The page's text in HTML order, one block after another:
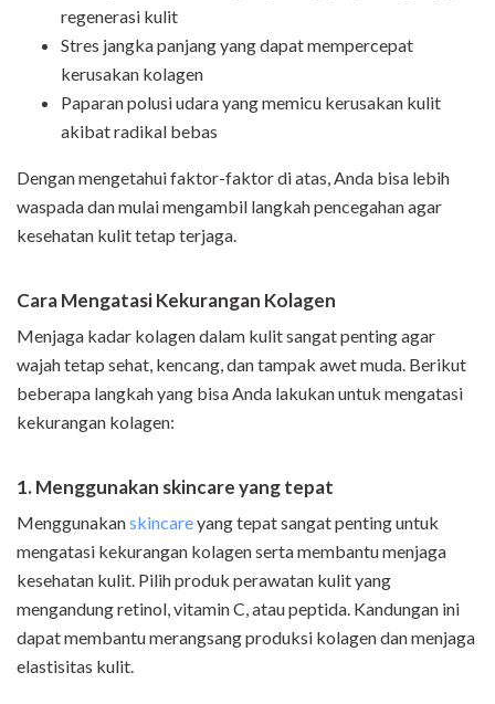
regenerasi kulit
Stres jangka panjang yang dapat mempercepat
kerusakan kolagen
Paparan polusi udara yang memicu kerusakan kulit
akibat radikal bebas
Dengan mengetahui faktor-faktor di atas, Anda bisa lebih
waspada dan mulai mengambil langkah pencegahan agar
kesehatan kulit tetap terjaga.
Cara Mengatasi Kekurangan Kolagen
Menjaga kadar kolagen dalam kulit sangat penting agar
wajah tetap sehat, kencang, dan tampak awet muda. Berikut
beberapa langkah yang bisa Anda lakukan untuk mengatasi
kekurangan kolagen:
1. Menggunakan skincare yang tepat
Menggunakanskincareyang tepat sangat penting untuk
mengatasi kekurangan kolagen serta membantu menjaga
kesehatan kulit. Pilih produk perawatan kulit yang
mengandung retinol, vitamin C, atau peptida. Kandungan ini
dapat membantu merangsang produksi kolagen dan menjaga
elastisitas kulit.